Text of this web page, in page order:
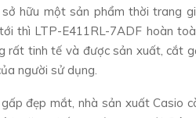
hữu một sản phẩm thời trang
thì LTP-E411RL-7ADF hoàn
rất tinh tế và được sản xuất, cắt
người sử dụng.
đẹp mắt, nhà sản xuất Casio